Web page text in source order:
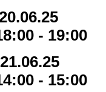
- 19:00
- 15:00